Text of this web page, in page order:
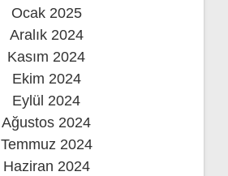
Ocak 2025
Aralık 2024
Kasım 2024
Ekim 2024
Eylül 2024
Ağustos 2024
Temmuz 2024
Haziran 2024